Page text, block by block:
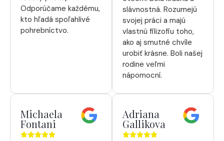
Odporúčame každému,
kto hľadá spoľahlivé
pohrebníctvo.
slávnostná. Rozumejú
svojej práci a majú
vlastnú filizofiu toho,
ako aj smutné chvíle
urobiť krásne. Boli našej
rodine veľmi
nápomocní.
Michaela
Fontani
Adriana
Gallikova